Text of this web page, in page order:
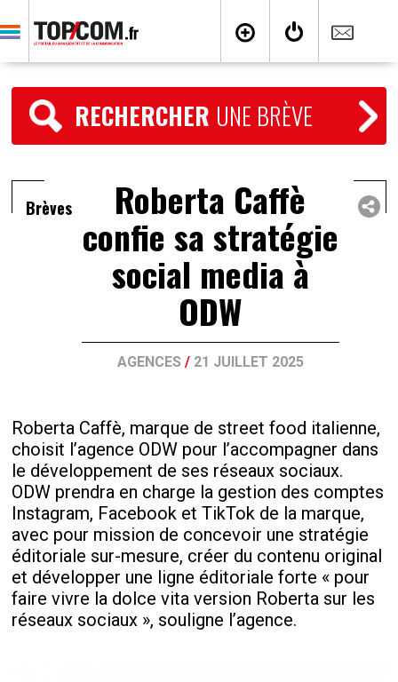
RECHERCHER UNE BRÈVE
Brèves Roberta Caffè
confie sa stratégie
social media à
ODW
AGENCES / 21 JUILLET 2025
Roberta Caffè, marque de street food italienne,
choisit l’agence ODW pour l’accompagner dans
le développement de ses réseaux sociaux.
ODW prendra en charge la gestion des comptes
Instagram, Facebook et TikTok de la marque,
avec pour mission de concevoir une stratégie
éditoriale sur-mesure, créer du contenu original
et développer une ligne éditoriale forte « pour
faire vivre la dolce vita version Roberta sur les
réseaux sociaux », souligne l’agence.